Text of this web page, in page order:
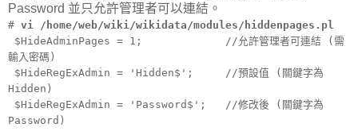
Password 並只允許管理者可以連結。
# vi /home/web/wiki/wikidata/modules/hiddenpages.pl
$HideAdminPages = 1; //允許管理者可連結 (需
輸入密碼)
$HideRegExAdmin = 'Hidden$'; //預設值 (關鍵字為
Hidden)
$HideRegExAdmin = 'Password$'; //修改後 (關鍵字為
Password)